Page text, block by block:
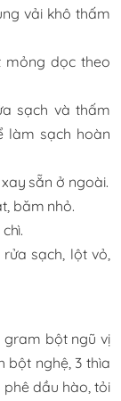
vải khô thấm
mỏng dọc theo
sạch và thấm
làm sạch hoàn
sẵn ở ngoài.
băm nhỏ.
sạch, lột vỏ,
gram bột ngũ vị
bột nghệ, 3 thìa
phê dầu hào, tỏi